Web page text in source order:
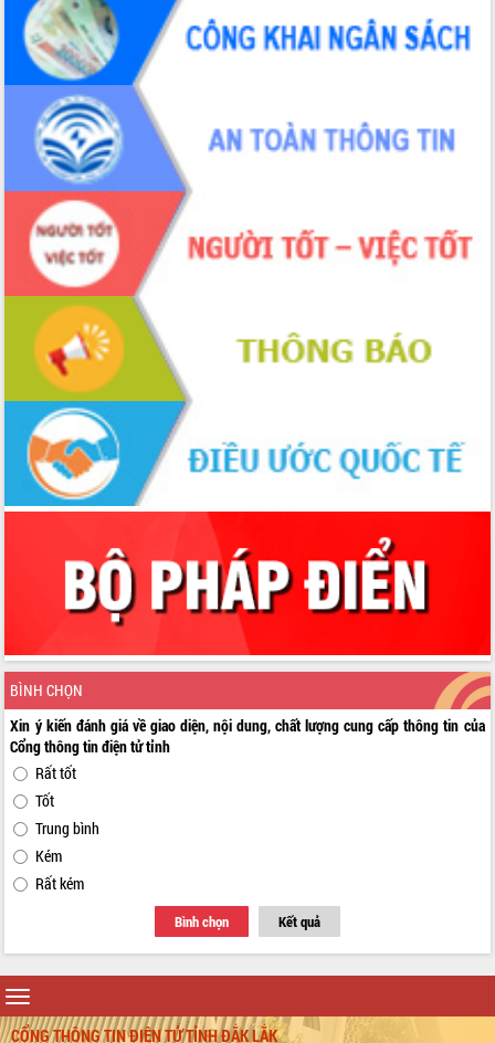
BÌNH CHỌN
Xin ý kiến đánh giá về giao diện, nội dung, chất lượng cung cấp thông tin của
Cổng thông tin điện tử tỉnh
Rất tốt
Tốt
Trung bình
Kém
Rất kém
Bình chọn Kết quả
Toggle
navigation
CỔNG THÔNG TIN ĐIỆN TỬ TỈNH ĐẮK LẮK